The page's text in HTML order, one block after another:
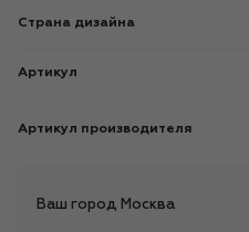
Страна дизайна
Артикул
Артикул производителя
Ваш город Москва